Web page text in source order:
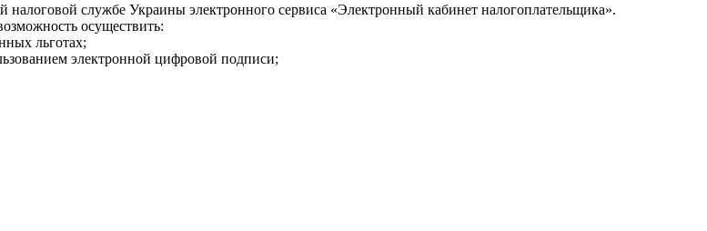
службе Украины электронного сервиса «Электронный кабинет налогоплательщика».
осуществить:
льготах;
электронной цифровой подписи;